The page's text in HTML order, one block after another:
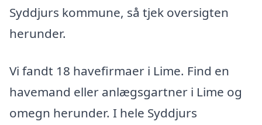
Syddjurs kommune, så tjek oversigten
herunder.
Vi fandt 18 havefirmaer i Lime. Find en
havemand eller anlægsgartner i Lime og
omegn herunder. I hele Syddjurs